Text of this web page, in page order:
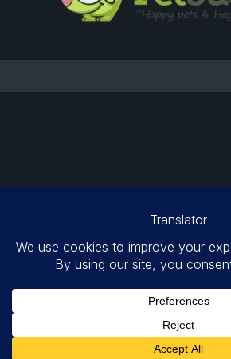
© 2026. Все